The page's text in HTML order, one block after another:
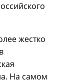
жестко
На самом